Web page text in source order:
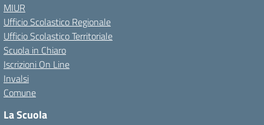
MIUR
Ufficio Scolastico Regionale
Ufficio Scolastico Territoriale
Scuola in Chiaro
Iscrizioni On Line
Invalsi
Comune
La Scuola